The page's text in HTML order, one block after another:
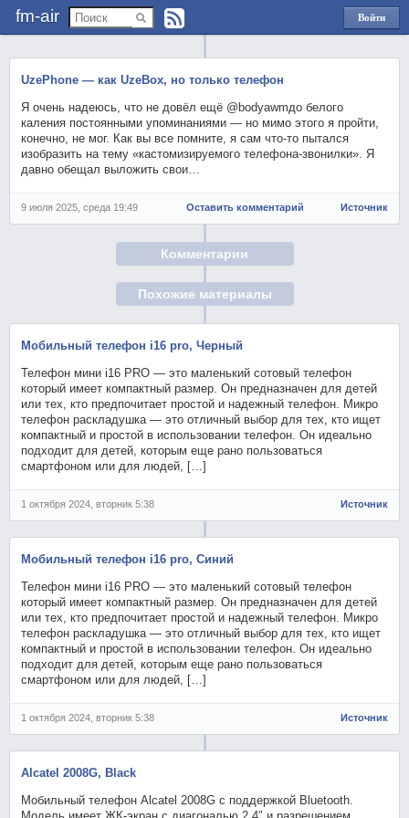
fm-air
Войти
через
UzePhone — как UzeBox, но только телефон
Я очень надеюсь, что не довёл ещё @bodyawmдо белого
каления постоянными упоминаниями — но мимо этого я пройти,
конечно, не мог. Как вы все помните, я сам что‑то пытался
изобразить на тему «кастомизируемого телефона‑звонилки». Я
давно обещал выложить свои…
9 июля 2025, среда 19:49 Оставить комментарий Источник
Комментарии
Похожие материалы
Мобильный телефон i16 pro, Черный
Телефон мини i16 PRO — это маленький сотовый телефон
который имеет компактный размер. Он предназначен для детей
или тех, кто предпочитает простой и надежный телефон. Микро
телефон раскладушка — это отличный выбор для тех, кто ищет
компактный и простой в использовании телефон. Он идеально
подходит для детей, которым еще рано пользоваться
смартфоном или для людей, […]
1 октября 2024, вторник 5:38 Источник
Мобильный телефон i16 pro, Синий
Телефон мини i16 PRO — это маленький сотовый телефон
который имеет компактный размер. Он предназначен для детей
или тех, кто предпочитает простой и надежный телефон. Микро
телефон раскладушка — это отличный выбор для тех, кто ищет
компактный и простой в использовании телефон. Он идеально
подходит для детей, которым еще рано пользоваться
смартфоном или для людей, […]
1 октября 2024, вторник 5:38 Источник
Alcatel 2008G, Black
Мобильный телефон Alcatel 2008G с поддержкой Bluetooth.